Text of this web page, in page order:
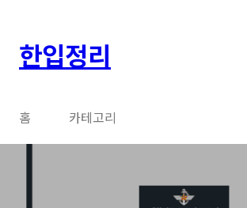
한입정리
홈 카테고리